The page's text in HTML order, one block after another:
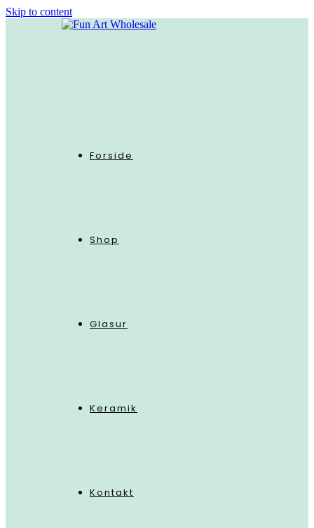
Skip to content
Forside
Shop
Glasur
Keramik
Kontakt